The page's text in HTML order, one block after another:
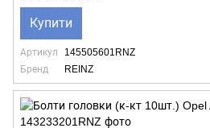
Купити
Артикул
145505601RNZ
Бренд
REINZ